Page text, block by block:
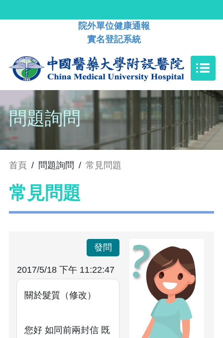
院外單位健康通報
實名登記系統
問題詢問
首頁 / 問題詢問 / 常見問題
常見問題
發問
2017/5/18 下午 11:22:47
關於髮質（修改）
您好 如同前兩封信 既